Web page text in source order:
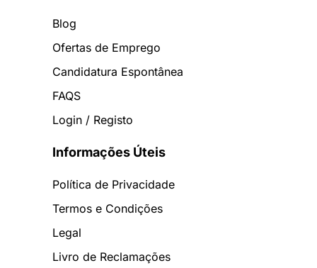
Blog
Ofertas de Emprego
Candidatura Espontânea
FAQS
Login / Registo
Informações Úteis
Política de Privacidade
Termos e Condições
Legal
Livro de Reclamações